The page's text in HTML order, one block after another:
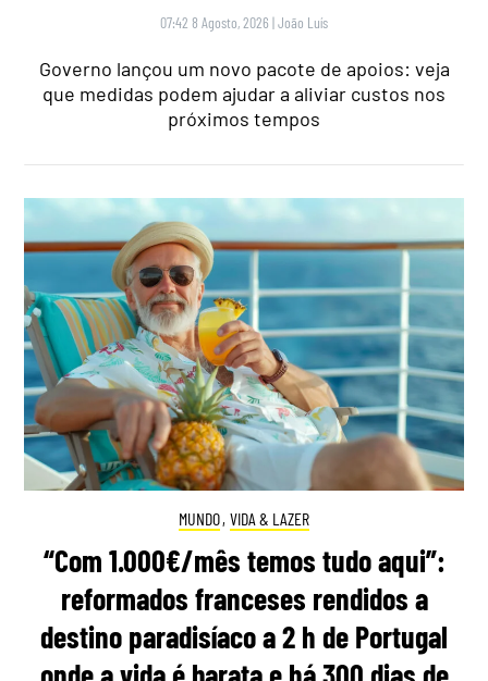
07:42 8 Agosto, 2026 |João Luís
Governo lançou um novo pacote de apoios: veja
que medidas podem ajudar a aliviar custos nos
próximos tempos
MUNDO, VIDA & LAZER
“Com 1.000€/mês temos tudo aqui”:
reformados franceses rendidos a
destino paradisíaco a 2 h de Portugal